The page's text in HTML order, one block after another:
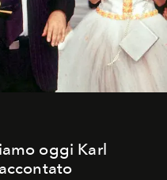
oggi Karl